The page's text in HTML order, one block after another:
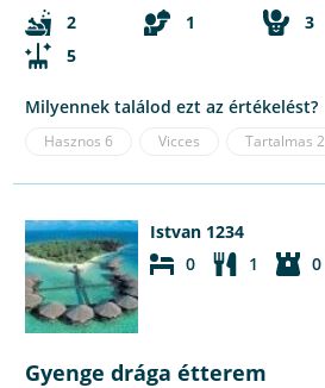
2 1 3
5
Milyennek találod ezt az értékelést?
Hasznos 6 Vicces Tartalmas 2
Istvan 1234
0
1 0
Gyenge drága étterem